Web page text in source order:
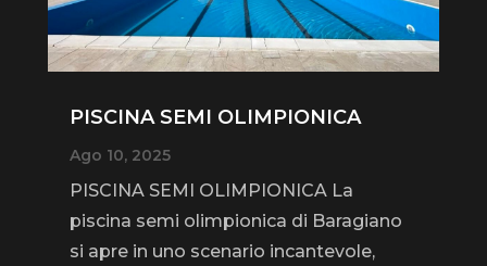
PISCINA SEMI OLIMPIONICA
Ago 10, 2025
PISCINA SEMI OLIMPIONICA La
piscina semi olimpionica di Baragiano
si apre in uno scenario incantevole,